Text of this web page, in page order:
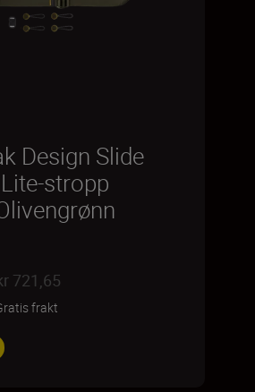
Design Slide
Lite-stropp
721,65
frakt